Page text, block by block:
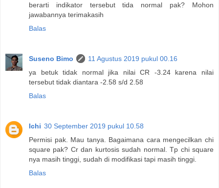
berarti indikator tersebut tida normal pak? Mohon
jawabannya terimakasih
Balas
Suseno Bimo
11 Agustus 2019 pukul 00.16
ya betuk tidak normal jika nilai CR -3.24 karena nilai
tersebut tidak diantara -2.58 s/d 2.58
Balas
Ichi 30 September 2019 pukul 10.58
Permisi pak. Mau tanya. Bagaimana cara mengecilkan chi
square pak? Cr dan kurtosis sudah normal. Tp chi square
nya masih tinggi, sudah di modifikasi tapi masih tinggi.
Balas